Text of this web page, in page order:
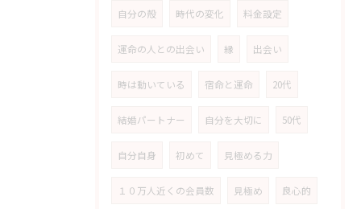
自分の殻 時代の変化 料金設定
運命の人との出会い 縁 出会い
時は動いている 宿命と運命 20代
結婚パートナー 自分を大切に 50代
自分自身 初めて 見極める力
１０万人近くの会員数 見極め 良心的